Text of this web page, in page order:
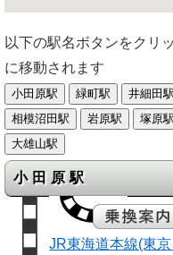
以下の駅名ボタンをクリ
に移動されます
小田原駅
JR東海道本線(東